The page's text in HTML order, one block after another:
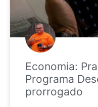
Economia:
Programa
prorrogado